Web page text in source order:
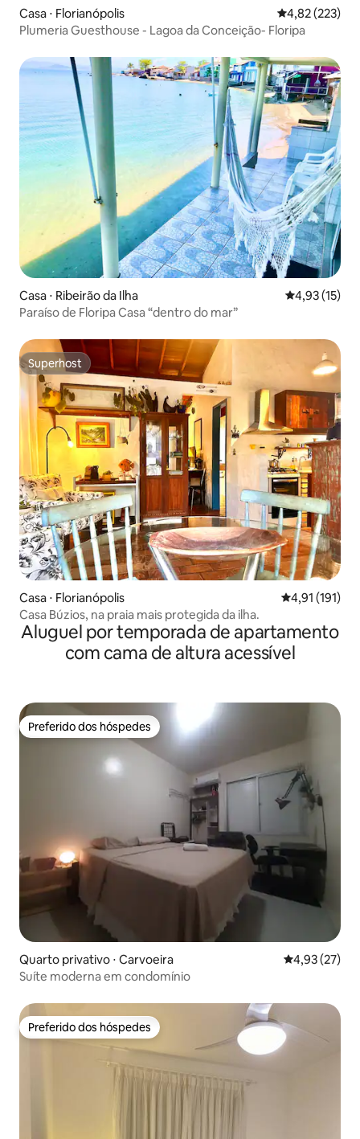
Casa ⋅ Florianópolis 4,82 de uma
4,82 (223)
Plumeria Guesthouse - Lagoa da Conceição- Floripa
Casa ⋅ Ribeirão da Ilha 4,93 de uma
4,93 (15)
Paraíso de Floripa Casa “dentro do mar”
Superhost
Superhost
Casa ⋅ Florianópolis 4,91 de uma
4,91 (191)
Casa Búzios, na praia mais protegida da ilha.
Aluguel por temporada de apartamento
com cama de altura acessível
Preferido dos hóspedes
Preferido dos hóspedes
Quarto privativo ⋅ Carvoeira 4,93 de uma
4,93 (27)
Suíte moderna em condomínio
Preferido dos hóspedes
Preferido dos hóspedes